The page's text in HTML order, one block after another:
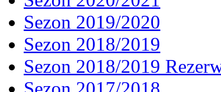
Sezon 2019/2020
Sezon 2018/2019
Sezon 2018/2019